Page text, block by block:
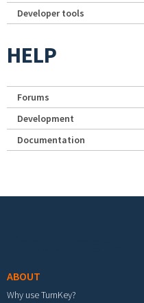
Developer tools
HELP
Forums
Development
Documentation
ABOUT
Why use TurnKey?